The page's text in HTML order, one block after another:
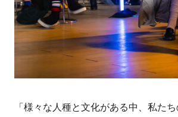
「様々な人種と文化がある中、私た